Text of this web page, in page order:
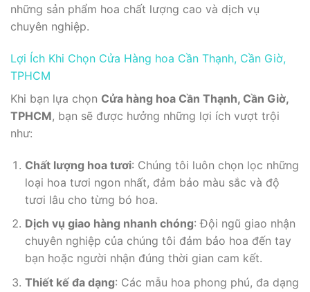
những sản phẩm hoa chất lượng cao và dịch vụ
chuyên nghiệp.
Lợi Ích Khi Chọn Cửa Hàng hoa Cần Thạnh, Cần Giờ,
TPHCM
Khi bạn lựa chọn Cửa hàng hoa Cần Thạnh, Cần Giờ,
TPHCM, bạn sẽ được hưởng những lợi ích vượt trội
như:
Chất lượng hoa tươi: Chúng tôi luôn chọn lọc những
loại hoa tươi ngon nhất, đảm bảo màu sắc và độ
tươi lâu cho từng bó hoa.
Dịch vụ giao hàng nhanh chóng: Đội ngũ giao nhận
chuyên nghiệp của chúng tôi đảm bảo hoa đến tay
bạn hoặc người nhận đúng thời gian cam kết.
Thiết kế đa dạng: Các mẫu hoa phong phú, đa dạng